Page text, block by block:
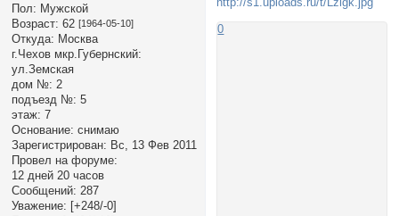
Пол: Мужской
Возраст: 62 [1964-05-10]
Откуда: Москва
г.Чехов мкр.Губернский:
ул.Земская
дом №: 2
подъезд №: 5
этаж: 7
Основание: снимаю
Зарегистрирован: Вс, 13 Фев 2011
Провел на форуме:
12 дней 20 часов
Сообщений: 287
Уважение: [+248/-0]
0